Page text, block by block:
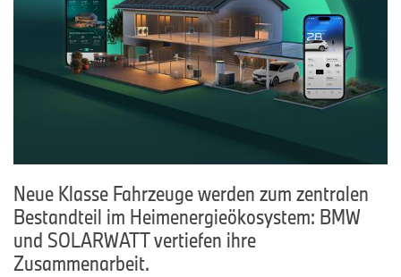
Neue Klasse Fahrzeuge werden zum zentralen
Bestandteil im Heimenergieökosystem: BMW
und SOLARWATT vertiefen ihre
Zusammenarbeit.